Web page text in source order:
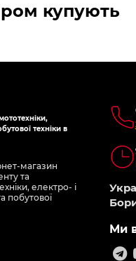
купують
техніки в
магазин
та
електро- і
побутової
Ми